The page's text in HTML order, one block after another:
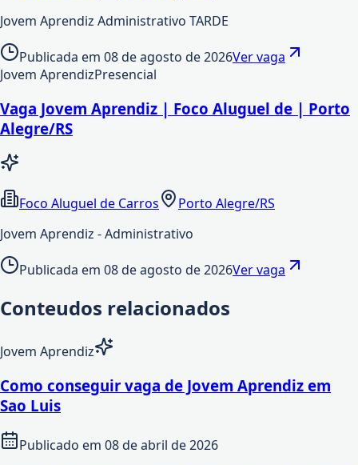
Jovem Aprendiz Administrativo TARDE
Publicada em 08 de agosto de 2026Ver vaga
Jovem AprendizPresencial
Vaga Jovem Aprendiz | Foco Aluguel de | Porto
Alegre/RS
Foco Aluguel de Carros
Porto Alegre/RS
Jovem Aprendiz - Administrativo
Publicada em 08 de agosto de 2026Ver vaga
Conteudos relacionados
Jovem Aprendiz
Como conseguir vaga de Jovem Aprendiz em
Sao Luis
Publicado em 08 de abril de 2026